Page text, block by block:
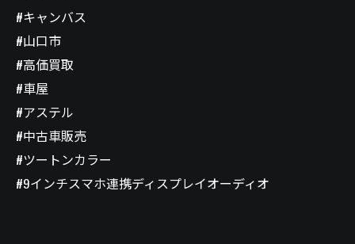
#キャンバス
#山口市
#高価買取
#車屋
#アステル
#中古車販売
#ツートンカラー
#9インチスマホ連携ディスプレイオーディオ